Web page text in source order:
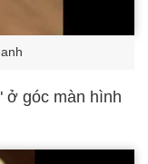
ở góc màn hình